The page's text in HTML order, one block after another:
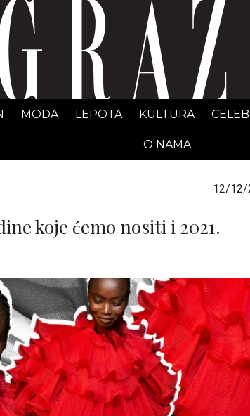
GRAZIA Srbija
MODA LEPOTA KULTURA
O NAMA
12/12/
koje ćemo nositi i 2021.